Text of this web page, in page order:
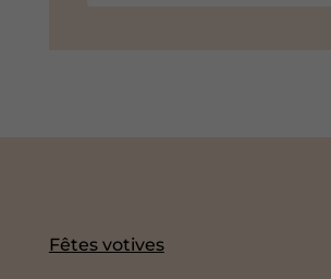
Fêtes votives